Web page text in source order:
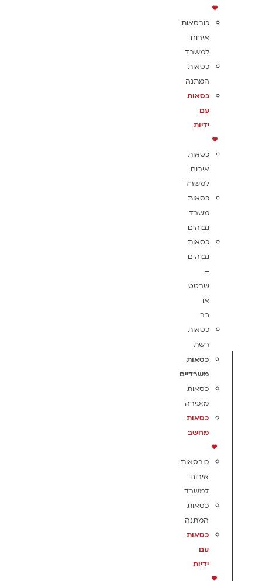
כורסאות
אירוח
למשרד
כסאות
המתנה
כסאות
עם
ידיות
כסאות
אירוח
למשרד
כסאות
משרד
גבוהים
כסאות
גבוהים
–
שרטט
או
בר
כסאות
רשת
כסאות
משרדיים
כסאות
מזכירה
כסאות
מחשב
כורסאות
אירוח
למשרד
כסאות
המתנה
כסאות
עם
ידיות